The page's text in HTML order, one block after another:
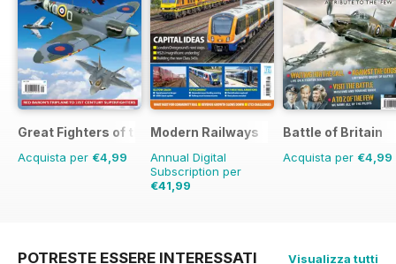
Great Fighters of the World
Acquista per €4,99
Modern Railways
Annual Digital
Subscription per
€41,99
Battle of Britain
Acquista per €4,99
POTRESTE ESSERE INTERESSATI
Visualizza tutti